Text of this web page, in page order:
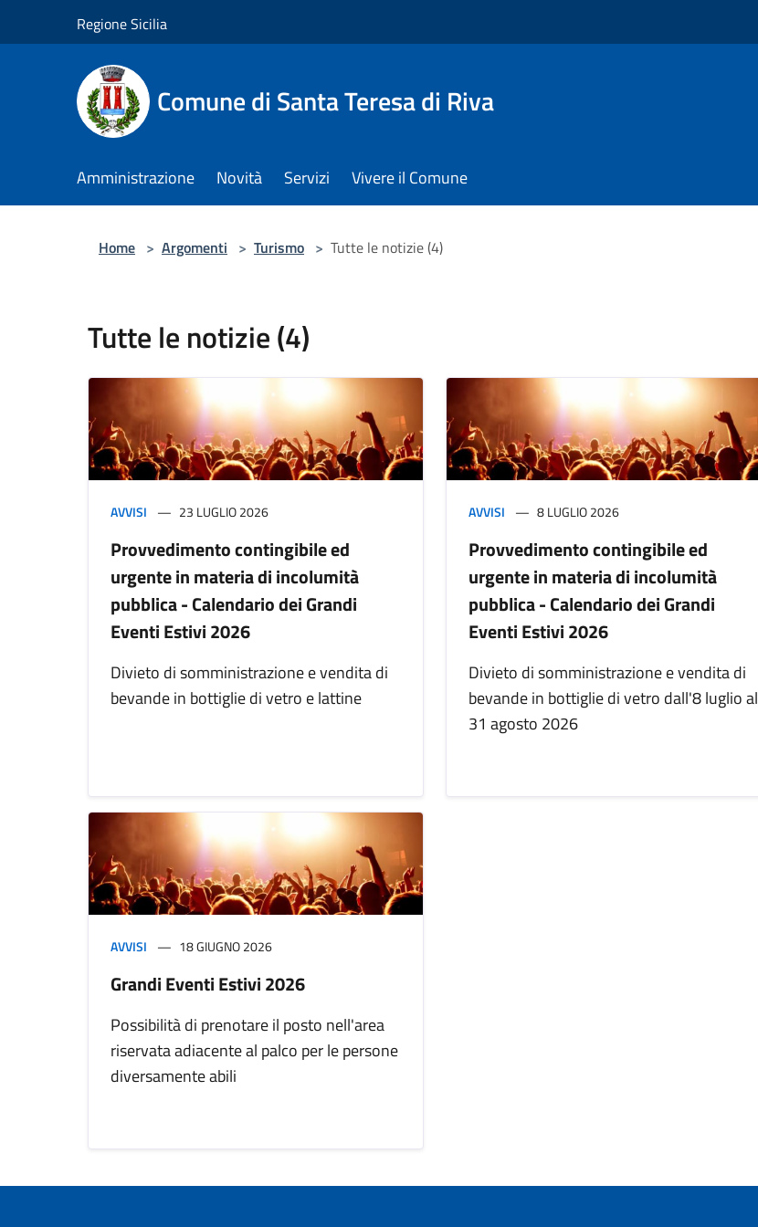
Regione Sicilia
Comune di Santa Teresa di Riva
Amministrazione Novità Servizi Vivere il Comune
Home > Argomenti > Turismo > Tutte le notizie (4)
Tutte le notizie (4)
AVVISI 23 LUGLIO 2026
Provvedimento contingibile ed
urgente in materia di incolumità
pubblica - Calendario dei Grandi
Eventi Estivi 2026
Divieto di somministrazione e vendita di
bevande in bottiglie di vetro e lattine
AVVISI 8 LUGLIO 2026
Provvedimento contingibile ed
urgente in materia di incolumità
pubblica - Calendario dei Grandi
Eventi Estivi 2026
Divieto di somministrazione e vendita di
bevande in bottiglie di vetro dall'8 luglio al
31 agosto 2026
AVVISI 18 GIUGNO 2026
Grandi Eventi Estivi 2026
Possibilità di prenotare il posto nell'area
riservata adiacente al palco per le persone
diversamente abili